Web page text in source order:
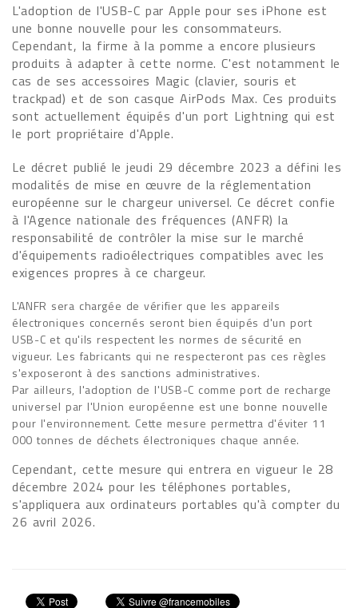
L'adoption de l'USB-C par Apple pour ses iPhone est
une bonne nouvelle pour les consommateurs.
Cependant, la firme à la pomme a encore plusieurs
produits à adapter à cette norme. C'est notamment le
cas de ses accessoires Magic (clavier, souris et
trackpad) et de son casque AirPods Max. Ces produits
sont actuellement équipés d'un port Lightning qui est
le port propriétaire d'Apple.
Le décret publié le jeudi 29 décembre 2023 a défini les
modalités de mise en œuvre de la réglementation
européenne sur le chargeur universel. Ce décret confie
à l'Agence nationale des fréquences (ANFR) la
responsabilité de contrôler la mise sur le marché
d'équipements radioélectriques compatibles avec les
exigences propres à ce chargeur.
L'ANFR sera chargée de vérifier que les appareils
électroniques concernés seront bien équipés d'un port
USB-C et qu'ils respectent les normes de sécurité en
vigueur. Les fabricants qui ne respecteront pas ces règles
s'exposeront à des sanctions administratives.
Par ailleurs, l'adoption de l'USB-C comme port de recharge
universel par l'Union européenne est une bonne nouvelle
pour l'environnement. Cette mesure permettra d'éviter 11
000 tonnes de déchets électroniques chaque année.
Cependant, cette mesure qui entrera en vigueur le 28
décembre 2024 pour les téléphones portables,
s'appliquera aux ordinateurs portables qu'à compter du
26 avril 2026.